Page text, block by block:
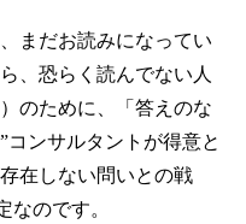
まだお読みになってい
、恐らく読んでない人
のために、「答えのな
ンサルタントが得意と
在しない問いとの戦
なのです。